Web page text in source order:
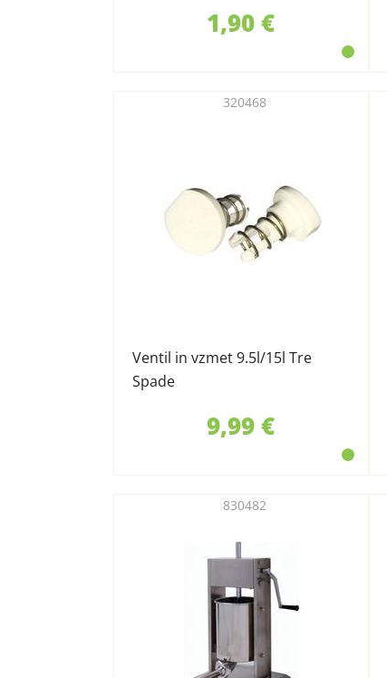
1,90 €
Ventil in vzmet 9.5l/15l Tre
Spade
320468
9,99 €
830482